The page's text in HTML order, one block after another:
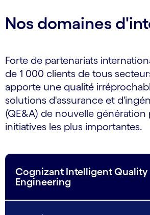
Nos domaines
Forte de partenariats
de 1 000 clients de tous
apporte une qualité
solutions d'assurance et
(QE&A) de nouvelle génération
initiatives les plus importantes.
Cognizant Intelligent Quality
Engineering